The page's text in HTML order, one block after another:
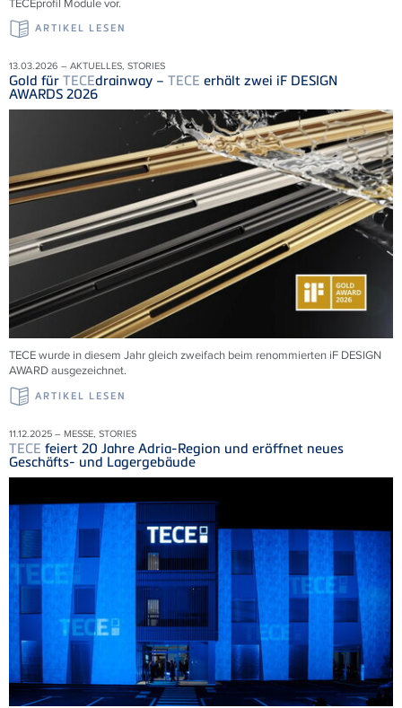
ARTIKEL LESEN
13.03.2026 – AKTUELLES, STORIES
Gold für TECEdrainway – TECE erhält zwei iF DESIGN
AWARDS 2026
TECE wurde in diesem Jahr gleich zweifach beim renommierten iF DESIGN
AWARD ausgezeichnet.
ARTIKEL LESEN
11.12.2025 – MESSE, STORIES
TECE feiert 20 Jahre Adria-Region und eröffnet neues
Geschäfts- und Lagergebäude